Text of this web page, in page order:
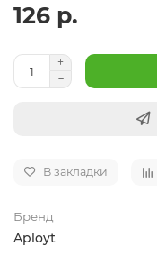
126 р.
В закладки
Бренд
Aployt